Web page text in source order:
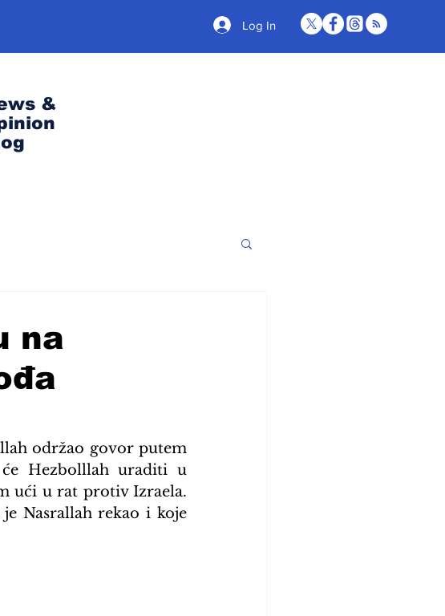
Log In
&
na
održao govor putem
Hezbolllah uraditi u
ući u rat protiv Izraela.
Nasrallah rekao i koje